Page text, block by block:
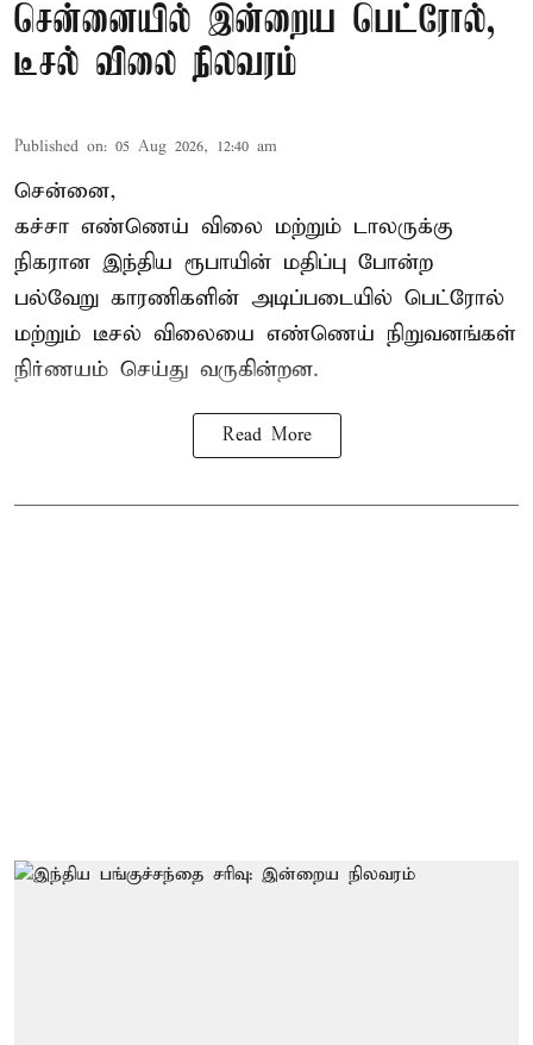
சென்னையில் இன்றைய பெட்ரோல்,
டீசல் விலை நிலவரம்
Published on: 05 Aug 2026, 12:40 am
சென்னை,
கச்சா எண்ணெய் விலை மற்றும் டாலருக்கு
நிகரான இந்திய ரூபாயின் மதிப்பு போன்ற
பல்வேறு காரணிகளின் அடிப்படையில் பெட்ரோல்
மற்றும் டீசல் விலையை எண்ணெய் நிறுவனங்கள்
நிர்ணயம் செய்து வருகின்றன.
Read More